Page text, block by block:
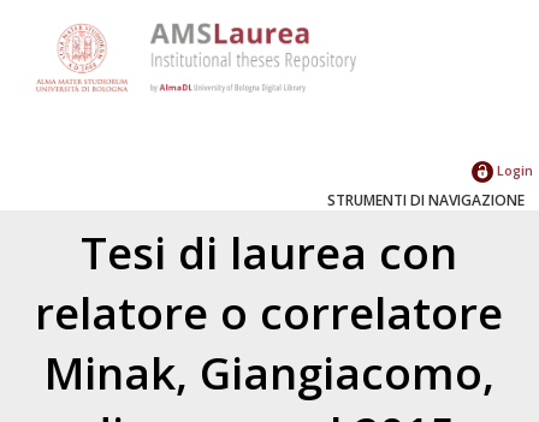
Login
STRUMENTI DI NAVIGAZIONE
Tesi di laurea con
relatore o correlatore
Minak, Giangiacomo,